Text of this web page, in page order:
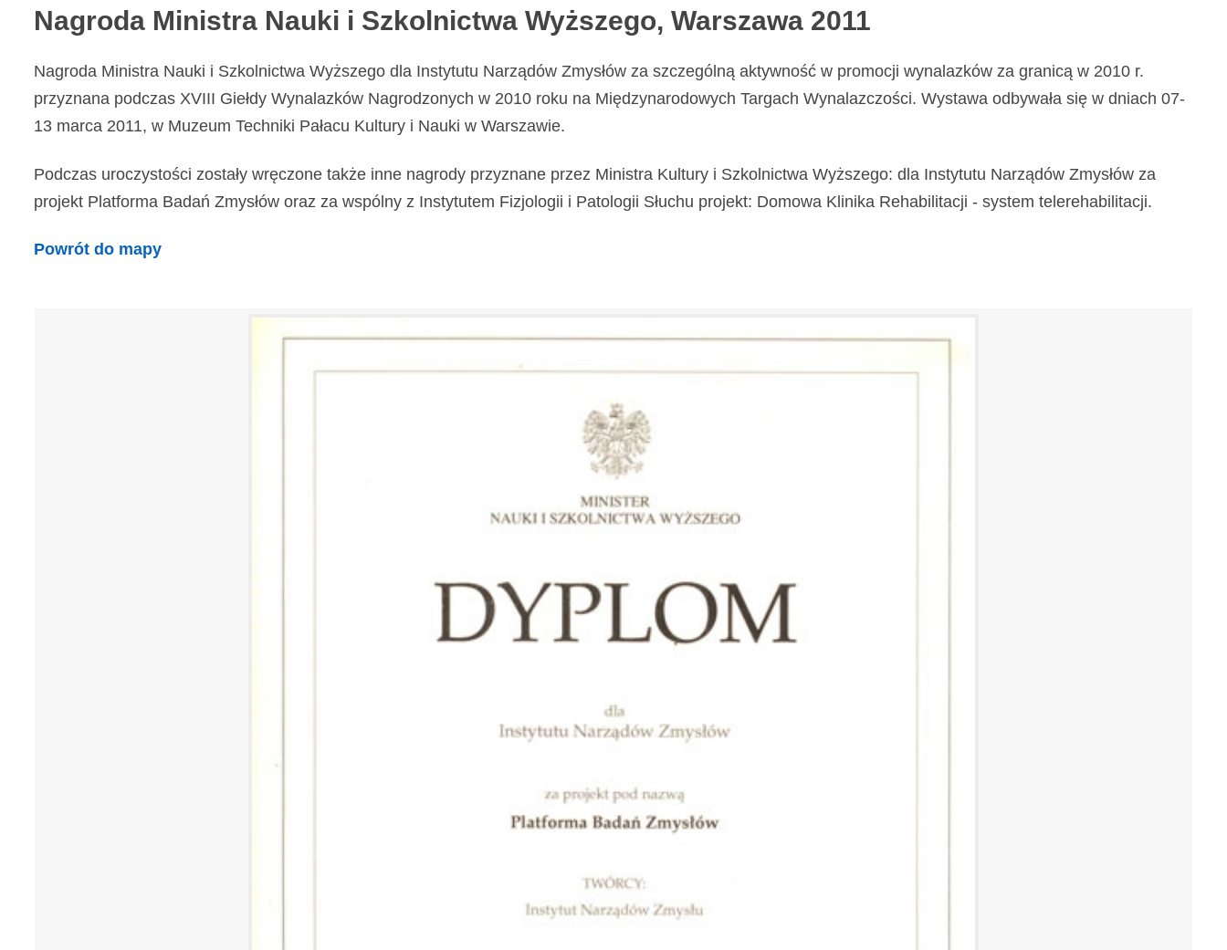
Nagroda Ministra Nauki i Szkolnictwa Wyższego, Warszawa 2011
Nagroda Ministra Nauki i Szkolnictwa Wyższego dla Instytutu Narządów Zmysłów za szczególną aktywność w promocji wynalazków za granicą w 2010 r.
przyznana podczas XVIII Giełdy Wynalazków Nagrodzonych w 2010 roku na Międzynarodowych Targach Wynalazczości. Wystawa odbywała się w dniach 07-
13 marca 2011, w Muzeum Techniki Pałacu Kultury i Nauki w Warszawie.
Podczas uroczystości zostały wręczone także inne nagrody przyznane przez Ministra Kultury i Szkolnictwa Wyższego: dla Instytutu Narządów Zmysłów za
projekt Platforma Badań Zmysłów oraz za wspólny z Instytutem Fizjologii i Patologii Słuchu projekt: Domowa Klinika Rehabilitacji - system telerehabilitacji.
Powrót do mapy